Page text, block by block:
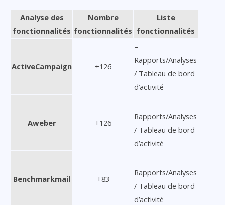
Analyse des
fonctionnalités
Nombre
fonctionnalités
Liste
fonctionnalités
ActiveCampaign +126
–
Rapports/Analyses
/ Tableau de bord
d’activité
Aweber +126
–
Rapports/Analyses
/ Tableau de bord
d’activité
Benchmarkmail +83
–
Rapports/Analyses
/ Tableau de bord
d’activité